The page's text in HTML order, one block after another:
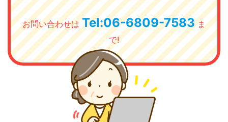
お問い合わせは Tel:06-6809-7583ま
で!